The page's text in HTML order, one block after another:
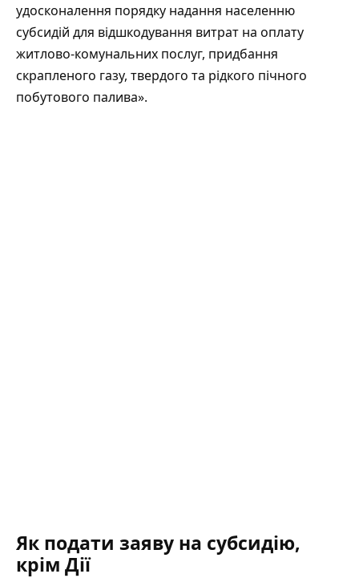
удосконалення порядку надання населенню
субсидій для відшкодування витрат на оплату
житлово-комунальних послуг, придбання
скрапленого газу, твердого та рідкого пічного
побутового палива».
Як подати заяву на субсидію,
крім Дії